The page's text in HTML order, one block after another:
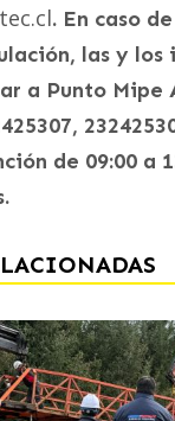
. En caso
las y los
a Punto Mipe
de 09:00 a